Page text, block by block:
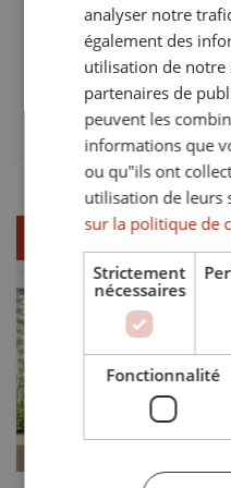
210m² built and 65m²
south, has the following
Précédent
analyser notre
également des
utilisation de notre
partenaires de
peuvent les
informations que
ou qu"ils ont
utilisation de leurs
sur la politique de
Strictement
nécessaires
Fonctionnalité